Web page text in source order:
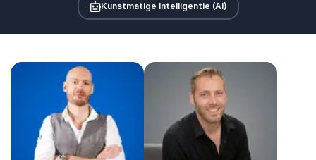
Kunstmatige Intelligentie (AI)